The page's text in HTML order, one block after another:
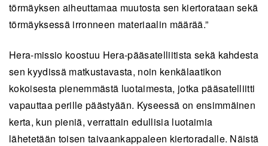
törmäyksen aiheuttamaa muutosta sen kiertorataan sekä
törmäyksessä irronneen materiaalin määrää.”
Hera-missio koostuu Hera-pääsatelliitista sekä kahdesta
sen kyydissä matkustavasta, noin kenkälaatikon
kokoisesta pienemmästä luotaimesta, jotka pääsatelliitti
vapauttaa perille päästyään. Kyseessä on ensimmäinen
kerta, kun pieniä, verrattain edullisia luotaimia
lähetetään toisen taivaankappaleen kiertoradalle. Näistä